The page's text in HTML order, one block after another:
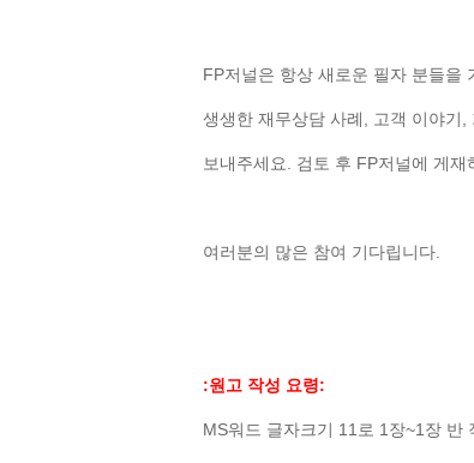
FP저널은 항상 새로운 필자 분들을
생생한 재무상담 사례, 고객 이야기
보내주세요. 검토 후 FP저널에 게
여러분의 많은 참여 기다립니다.
:원고 작성 요령:
MS워드 글자크기 11로 1장~1장 반